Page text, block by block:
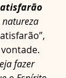
natureza
fazer